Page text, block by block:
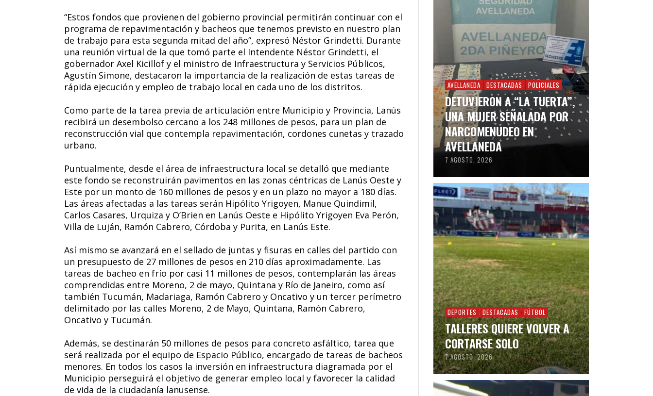
“Estos fondos que provienen del gobierno provincial permitirán continuar con el
programa de repavimentación y bacheos que tenemos previsto en nuestro plan
de trabajo para esta segunda mitad del año”, expresó Néstor Grindetti. Durante
una reunión virtual de la que tomó parte el Intendente Néstor Grindetti, el
gobernador Axel Kicillof y el ministro de Infraestructura y Servicios Públicos,
Agustín Simone, destacaron la importancia de la realización de estas tareas de
rápida ejecución y empleo de trabajo local en cada uno de los distritos.
Como parte de la tarea previa de articulación entre Municipio y Provincia, Lanús
recibirá un desembolso cercano a los 248 millones de pesos, para un plan de
reconstrucción vial que contempla repavimentación, cordones cunetas y trazado
urbano.
Puntualmente, desde el área de infraestructura local se detalló que mediante
este fondo se reconstruirán pavimentos en las zonas céntricas de Lanús Oeste y
Este por un monto de 160 millones de pesos y en un plazo no mayor a 180 días.
Las áreas afectadas a las tareas serán Hipólito Yrigoyen, Manue Quindimil,
Carlos Casares, Urquiza y O’Brien en Lanús Oeste e Hipólito Yrigoyen Eva Perón,
Villa de Luján, Ramón Cabrero, Córdoba y Purita, en Lanús Este.
Así mismo se avanzará en el sellado de juntas y fisuras en calles del partido con
un presupuesto de 27 millones de pesos en 210 días aproximadamente. Las
tareas de bacheo en frío por casi 11 millones de pesos, contemplarán las áreas
comprendidas entre Moreno, 2 de mayo, Quintana y Río de Janeiro, como así
también Tucumán, Madariaga, Ramón Cabrero y Oncativo y un tercer perímetro
delimitado por las calles Moreno, 2 de Mayo, Quintana, Ramón Cabrero,
Oncativo y Tucumán.
Además, se destinarán 50 millones de pesos para concreto asfáltico, tarea que
será realizada por el equipo de Espacio Público, encargado de tareas de bacheos
menores. En todos los casos la inversión en infraestructura diagramada por el
Municipio perseguirá el objetivo de generar empleo local y favorecer la calidad
de vida de la ciudadanía lanusense.
AVELLANEDA DESTACADAS POLICIALES
DETUVIERON A “LA TUERTA”,
UNA MUJER SEÑALADA POR
NARCOMENUDEO EN
AVELLANEDA
7 AGOSTO, 2026
DEPORTES DESTACADAS FÚTBOL
TALLERES QUIERE VOLVER A
CORTARSE SOLO
7 AGOSTO, 2026